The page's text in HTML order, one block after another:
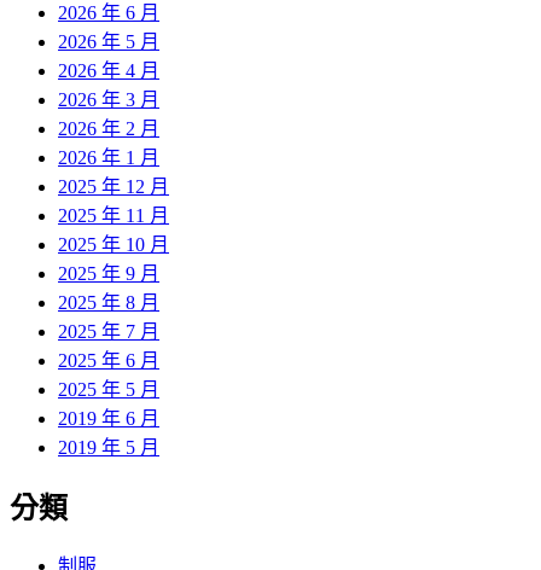
2026 年 6 月
2026 年 5 月
2026 年 4 月
2026 年 3 月
2026 年 2 月
2026 年 1 月
2025 年 12 月
2025 年 11 月
2025 年 10 月
2025 年 9 月
2025 年 8 月
2025 年 7 月
2025 年 6 月
2025 年 5 月
2019 年 6 月
2019 年 5 月
分類